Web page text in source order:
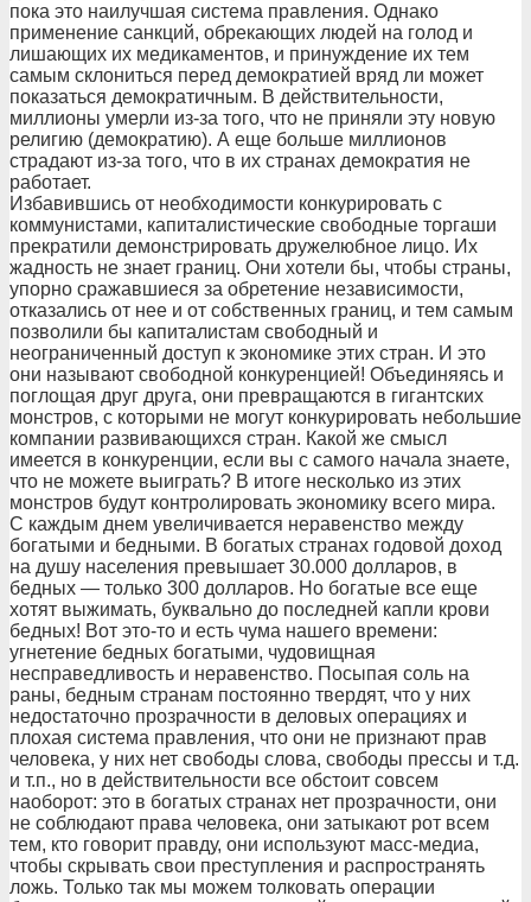
пока это наилучшая система правления. Однако
применение санкций, обрекающих людей на голод и
лишающих их медикаментов, и принуждение их тем
самым склониться перед демократией вряд ли может
показаться демократичным. В действительности,
миллионы умерли из-за того, что не приняли эту новую
религию (демократию). А еще больше миллионов
страдают из-за того, что в их странах демократия не
работает.
Избавившись от необходимости конкурировать с
коммунистами, капиталистические свободные торгаши
прекратили демонстрировать дружелюбное лицо. Их
жадность не знает границ. Они хотели бы, чтобы страны,
упорно сражавшиеся за обретение независимости,
отказались от нее и от собственных границ, и тем самым
позволили бы капиталистам свободный и
неограниченный доступ к экономике этих стран. И это
они называют свободной конкуренцией! Объединяясь и
поглощая друг друга, они превращаются в гигантских
монстров, с которыми не могут конкурировать небольшие
компании развивающихся стран. Какой же смысл
имеется в конкуренции, если вы с самого начала знаете,
что не можете выиграть? В итоге несколько из этих
монстров будут контролировать экономику всего мира.
С каждым днем увеличивается неравенство между
богатыми и бедными. В богатых странах годовой доход
на душу населения превышает 30.000 долларов, в
бедных — только 300 долларов. Но богатые все еще
хотят выжимать, буквально до последней капли крови
бедных! Вот это-то и есть чума нашего времени:
угнетение бедных богатыми, чудовищная
несправедливость и неравенство. Посыпая соль на
раны, бедным странам постоянно твердят, что у них
недостаточно прозрачности в деловых операциях и
плохая система правления, что они не признают прав
человека, у них нет свободы слова, свободы прессы и т.д.
и т.п., но в действительности все обстоит совсем
наоборот: это в богатых странах нет прозрачности, они
не соблюдают права человека, они затыкают рот всем
тем, кто говорит правду, они используют масс-медиа,
чтобы скрывать свои преступления и распространять
ложь. Только так мы можем толковать операции